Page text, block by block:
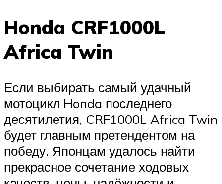
Honda CRF1000L
Africa Twin
Если выбирать самый удачный
мотоцикл Honda последнего
десятилетия, CRF1000L Africa Twin
будет главным претендентом на
победу. Японцам удалось найти
прекрасное сочетание ходовых